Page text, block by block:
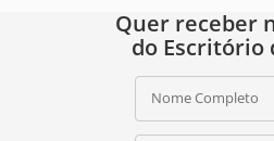
Quer receber
do Escritório
Nome Completo